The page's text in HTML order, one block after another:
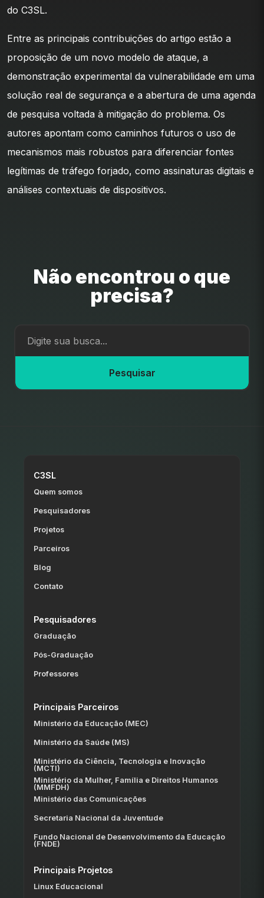
do C3SL.
Entre as principais contribuições do artigo estão a
proposição de um novo modelo de ataque, a
demonstração experimental da vulnerabilidade em uma
solução real de segurança e a abertura de uma agenda
de pesquisa voltada à mitigação do problema. Os
autores apontam como caminhos futuros o uso de
mecanismos mais robustos para diferenciar fontes
legítimas de tráfego forjado, como assinaturas digitais e
análises contextuais de dispositivos.
Não encontrou o que
precisa?
Pesquisar
C3SL
Quem somos
Pesquisadores
Projetos
Parceiros
Blog
Contato
Pesquisadores
Graduação
Pós-Graduação
Professores
Principais Parceiros
Ministério da Educação (MEC)
Ministério da Saúde (MS)
Ministério da Ciência, Tecnologia e Inovação
(MCTI)
Ministério da Mulher, Família e Direitos Humanos
(MMFDH)
Ministério das Comunicações
Secretaria Nacional da Juventude
Fundo Nacional de Desenvolvimento da Educação
(FNDE)
Principais Projetos
Linux Educacional